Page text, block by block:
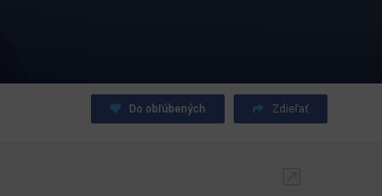
Do obľúbených Zdieľať